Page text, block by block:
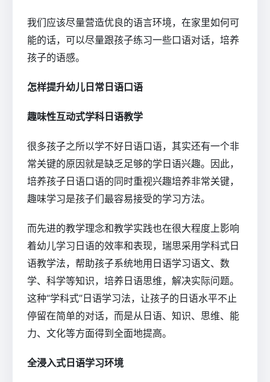
我们应该尽量营造优良的语言环境，在家里如何可
能的话，可以尽量跟孩子练习一些口语对话，培养
孩子的语感。
怎样提升幼儿日常日语口语
趣味性互动式学科日语教学
很多孩子之所以学不好日语口语，其实还有一个非
常关键的原因就是缺乏足够的学日语兴趣。因此，
培养孩子日语口语的同时重视兴趣培养非常关键，
趣味学习是孩子们最容易接受的学习方法。
而先进的教学理念和教学实践也在很大程度上影响
着幼儿学习日语的效率和表现，瑞思采用学科式日
语教学法，帮助孩子系统地用日语学习语文、数
学、科学等知识，培养日语思维，解决实际问题。
这种“学科式”日语学习法，让孩子的日语水平不止
停留在简单的对话，而是从日语、知识、思维、能
力、文化等方面得到全面地提高。
全浸入式日语学习环境